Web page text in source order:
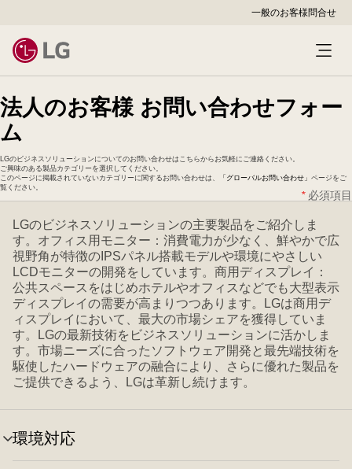
一般のお客様問合せ
法人のお客様 お問い合わせフォー
ム
LGのビジネスソリューションについてのお問い合わせはこちらからお気軽にご連絡ください。
ご興味のある製品カテゴリーを選択してください。
このページに掲載されていないカテゴリーに関するお問い合わせは、
「グローバルお問い合わせ」 ページをご
覧ください。
* 必須項目
LGのビジネスソリューションの主要製品をご紹介しま
す。オフィス用モニター：消費電力が少なく、鮮やかで広
視野角が特徴のIPSパネル搭載モデルや環境にやさしい
LCDモニターの開発をしています。商用ディスプレイ：
公共スペースをはじめホテルやオフィスなどでも大型表示
ディスプレイの需要が高まりつつあります。LGは商用デ
ィスプレイにおいて、最大の市場シェアを獲得していま
す。LGの最新技術をビジネスソリューションに活かしま
す。市場ニーズに合ったソフトウェア開発と最先端技術を
駆使したハードウェアの融合により、さらに優れた製品を
ご提供できるよう、LGは革新し続けます。
環境対応
メ
ニ